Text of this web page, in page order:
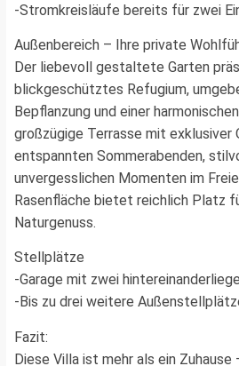
-Stromkreisläufe bereits für zwei
Außenbereich – Ihre private
Der liebevoll gestaltete Garten
blickgeschütztes Refugium,
Bepflanzung und einer
großzügige Terrasse mit exklusiver
entspannten Sommerabenden,
unvergesslichen Momenten im
Rasenfläche bietet reichlich Platz
Naturgenuss.
Stellplätze
-Garage mit zwei
-Bis zu drei weitere
Fazit:
Diese Villa ist mehr als ein